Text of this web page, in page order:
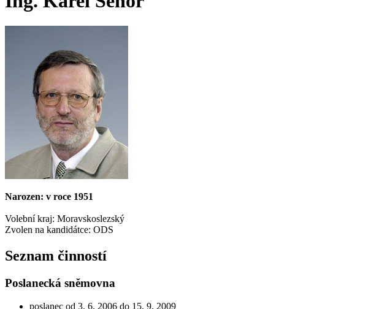
Narozen: v roce 1951
Volební kraj: Moravskoslezský
Zvolen na kandidátce: ODS
Seznam činností
Poslanecká sněmovna
poslanec od 3. 6. 2006 do 15. 9. 2009